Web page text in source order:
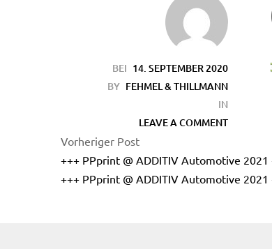
BEI 14. SEPTEMBER 2020
BY FEHMEL & THILLMANN
IN
LEAVE A COMMENT
Vorheriger Post
+++ PPprint @ ADDITIV Automotive 2021
+++ PPprint @ ADDITIV Automotive 2021